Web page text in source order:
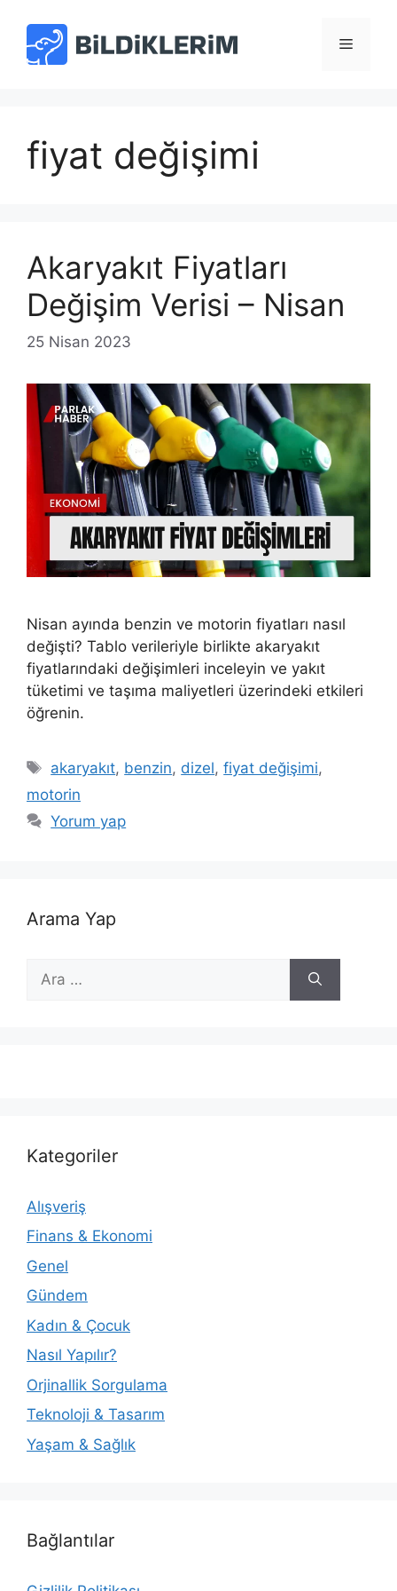
Menü
fiyat değişimi
Akaryakıt Fiyatları
Değişim Verisi – Nisan
25 Nisan 2023
Nisan ayında benzin ve motorin fiyatları nasıl
değişti? Tablo verileriyle birlikte akaryakıt
fiyatlarındaki değişimleri inceleyin ve yakıt
tüketimi ve taşıma maliyetleri üzerindeki etkileri
öğrenin.
Etiketler
akaryakıt, benzin, dizel,fiyat değişimi,
motorin
Yorum yap
Arama Yap
ara
Kategoriler
Alışveriş
Finans & Ekonomi
Genel
Gündem
Kadın & Çocuk
Nasıl Yapılır?
Orjinallik Sorgulama
Teknoloji & Tasarım
Yaşam & Sağlık
Bağlantılar